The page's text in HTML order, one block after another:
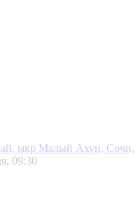
мкр Малый Ахун, Сочи,
09:30